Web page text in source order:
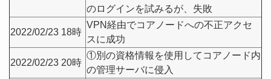
のログインを試みるが、失敗
2022/02/23 18時
VPN経由でコアノードへの不正アクセ
スに成功
2022/02/23 20時
①別の資格情報を使用してコアノード内
の管理サーバに侵入